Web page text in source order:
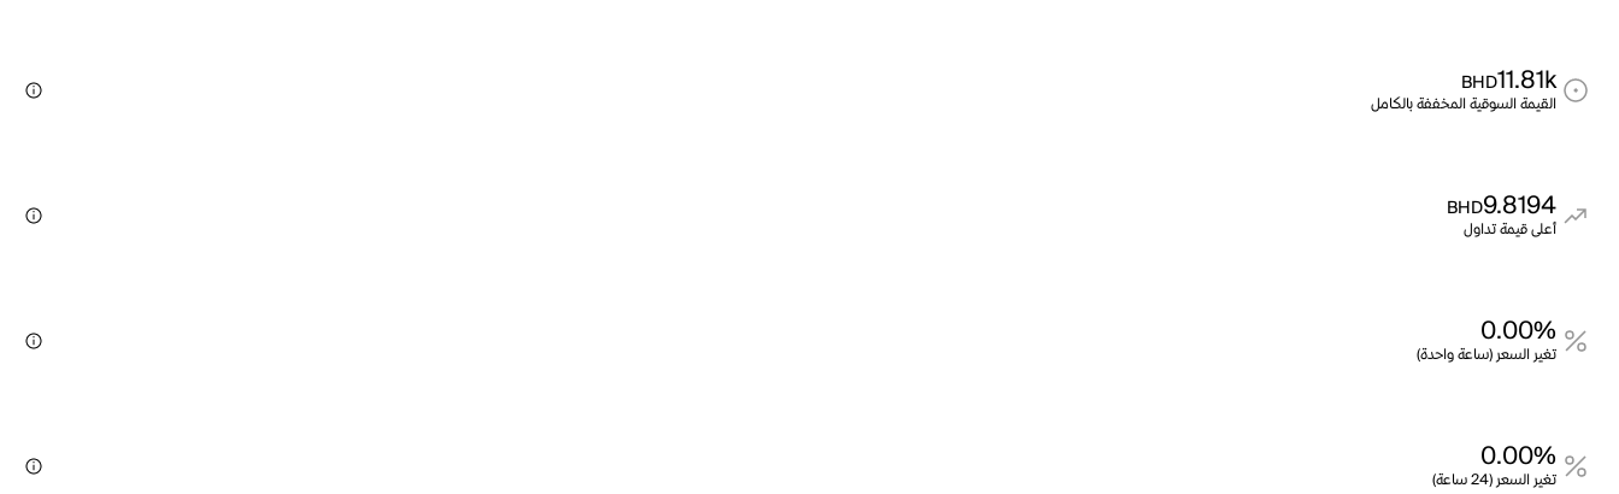
11.81k
BHD
القيمة السوقية المخففة بالكامل
9.8194
BHD
أعلى قيمة تداول
0.00%
تغير السعر (ساعة واحدة)
0.00%
تغير السعر (24 ساعة)